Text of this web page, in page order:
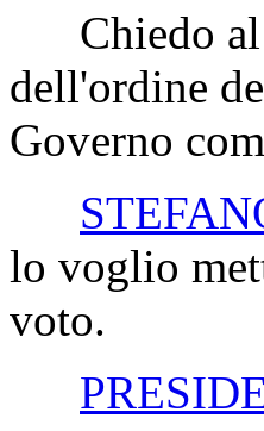
Chiedo al
dell'ordine
Governo
lo voglio
voto.